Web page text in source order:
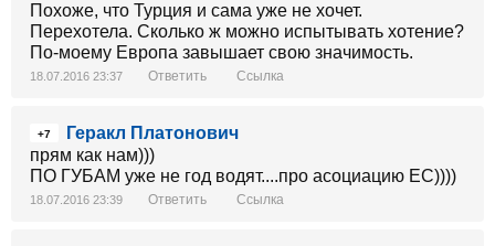
Похоже, что Турция и сама уже не хочет.
Перехотела. Сколько ж можно испытывать хотение?
По-моему Европа завышает свою значимость.
18.07.2016 23:37 Ответить Ссылка
+7
Геракл Платонович
прям как нам)))
ПО ГУБАМ уже не год водят....про асоциацию ЕС))))
18.07.2016 23:39 Ответить Ссылка